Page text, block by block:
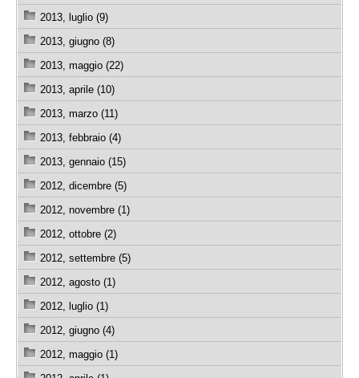
2013, luglio (9)
2013, giugno (8)
2013, maggio (22)
2013, aprile (10)
2013, marzo (11)
2013, febbraio (4)
2013, gennaio (15)
2012, dicembre (5)
2012, novembre (1)
2012, ottobre (2)
2012, settembre (5)
2012, agosto (1)
2012, luglio (1)
2012, giugno (4)
2012, maggio (1)